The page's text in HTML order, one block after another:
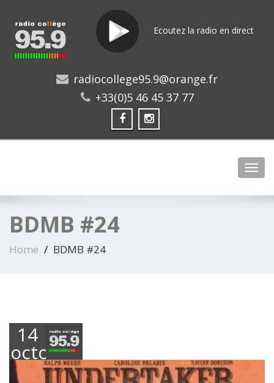
Ecoutez la radio en direct
radiocollege95.9@orange.fr
+33(0)5 46 45 37 77
BDMB #24
Home BDMB #24
14
octobre
2019